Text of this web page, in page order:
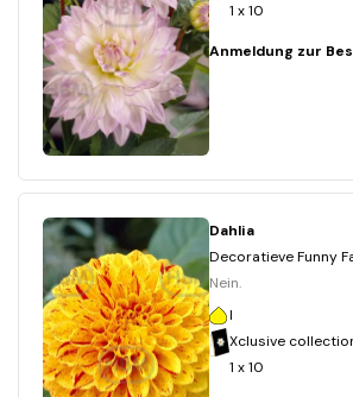
1 x 10
Anmeldung zur
Dahlia
Decoratieve Funny
Nein.
I
Xclusive
1 x 10